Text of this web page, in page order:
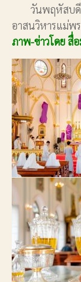
วันพฤหัสบดีที่
อาสนวิหารแม่พ
ภาพ-ข่าวโดย สื่